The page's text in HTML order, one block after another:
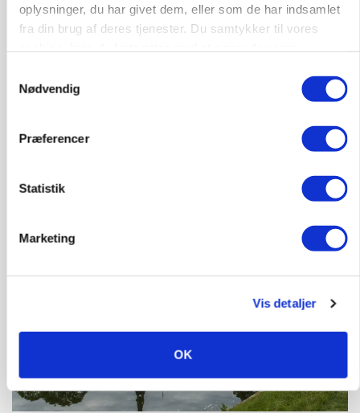
oplysninger, du har givet dem, eller som de har indsamlet
fra din brug af deres tjenester. Du samtykker til vores
Nødvendig
Præferencer
Statistik
Marketing
Vis detaljer
OK
MARKED
Grisenoteringen står stille